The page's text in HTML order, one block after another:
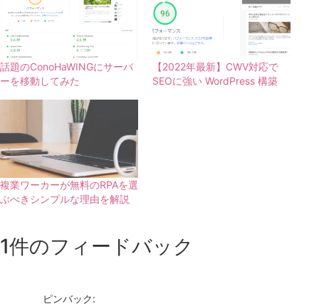
話題のConoHaWINGにサーバ
ーを移動してみた
【2022年最新】CWV対応で
SEOに強い WordPress 構築
複業ワーカーが無料のRPAを選
ぶべきシンプルな理由を解説
1件のフィードバック
ピンバック: